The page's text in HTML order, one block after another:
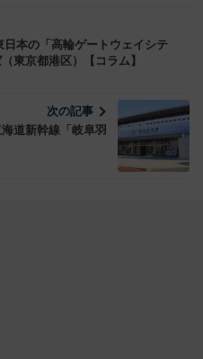
日本の「高輪ゲートウェイシテ
東京都港区）【コラム】
次の記事
道新幹線「岐阜羽